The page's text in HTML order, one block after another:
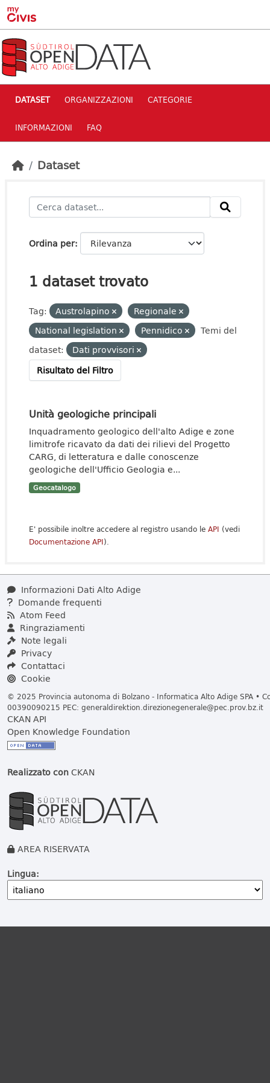
Skip to main content
DATASET ORGANIZZAZIONI CATEGORIE
INFORMAZIONI FAQ
Dataset
Ordina per
1 dataset trovato
Tag: Austrolapino
Regionale
National legislation
Pennidico
Temi del
dataset:
Dati provvisori
Risultato del Filtro
Unità geologiche principali
Inquadramento geologico dell'alto Adige e zone
limitrofe ricavato da dati dei rilievi del Progetto
CARG, di letteratura e dalle conoscenze
geologiche dell'Ufficio Geologia e...
Geocatalogo
E' possibile inoltre accedere al registro usando le API (vedi
Documentazione API).
Informazioni Dati Alto Adige
Domande frequenti
Atom Feed
Ringraziamenti
Note legali
Privacy
Contattaci
Cookie
© 2025 Provincia autonoma di Bolzano - Informatica Alto Adige SPA •
00390090215 PEC: generaldirektion.direzionegenerale@pec.prov.bz.it
CKAN API
Open Knowledge Foundation
Realizzato conCKAN
AREA RISERVATA
Lingua